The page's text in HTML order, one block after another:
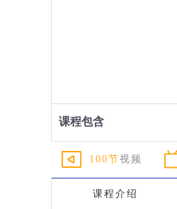
课程包含
100节 视频
课程介绍